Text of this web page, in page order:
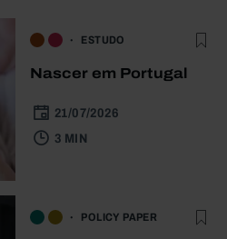
ESTUDO
Nascer em Portugal
21/07/2026
3 MIN
POLICY PAPER